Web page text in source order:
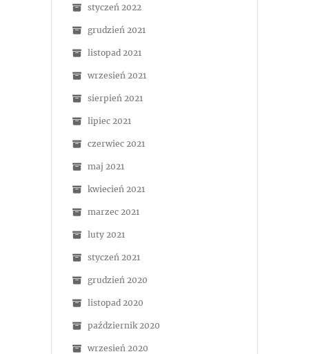
styczeń 2022
grudzień 2021
listopad 2021
wrzesień 2021
sierpień 2021
lipiec 2021
czerwiec 2021
maj 2021
kwiecień 2021
marzec 2021
luty 2021
styczeń 2021
grudzień 2020
listopad 2020
październik 2020
wrzesień 2020